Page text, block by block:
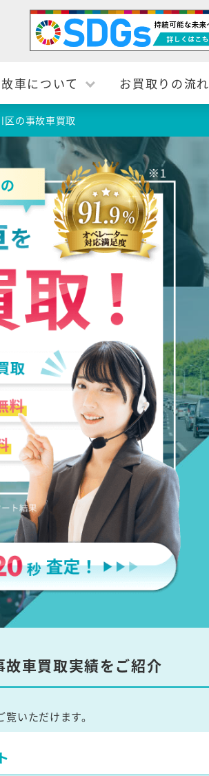
車について お買取りの流れ
区の事故車買取
の
車買取実績をご紹介
いただけます。